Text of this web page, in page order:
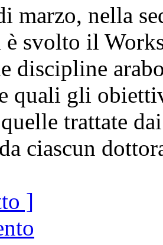
marzo, nella
è svolto il
discipline
quali gli
trattate
ciascun
]